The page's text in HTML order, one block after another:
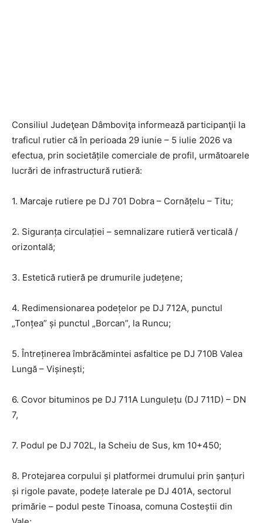
Consiliul Judeţean Dâmboviţa informează participanţii la
traficul rutier că în perioada 29 iunie – 5 iulie 2026 va
efectua, prin societățile comerciale de profil, următoarele
lucrări de infrastructură rutieră:
1. Marcaje rutiere pe DJ 701 Dobra – Cornățelu – Titu;
2. Siguranța circulației – semnalizare rutieră verticală /
orizontală;
3. Estetică rutieră pe drumurile județene;
4. Redimensionarea podețelor pe DJ 712A, punctul
„Tonțea” și punctul „Borcan”, la Runcu;
5. Întreținerea îmbrăcămintei asfaltice pe DJ 710B Valea
Lungă – Vișinești;
6. Covor bituminos pe DJ 711A Lungulețu (DJ 711D) – DN
7,
7. Podul pe DJ 702L, la Scheiu de Sus, km 10+450;
8. Protejarea corpului și platformei drumului prin șanțuri
și rigole pavate, podețe laterale pe DJ 401A, sectorul
primărie – podul peste Tinoasa, comuna Costeștii din